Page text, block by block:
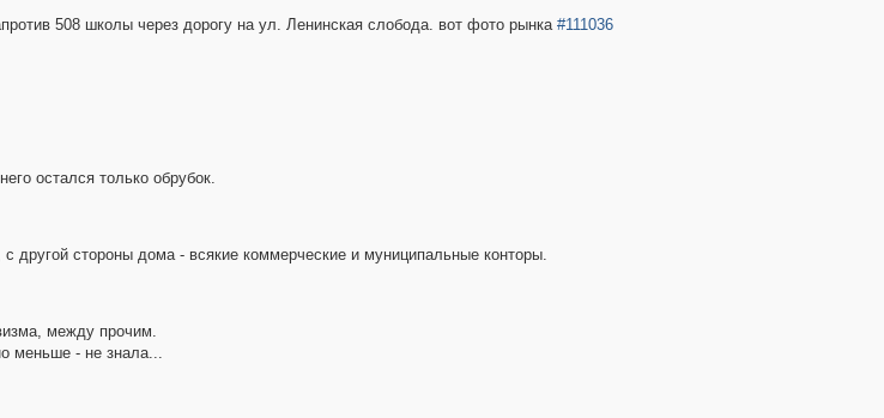
508 школы через дорогу на ул. Ленинская слобода. вот фото рынка #111036
остался только обрубок.
другой стороны дома - всякие коммерческие и муниципальные конторы.
между прочим.
меньше - не знала...